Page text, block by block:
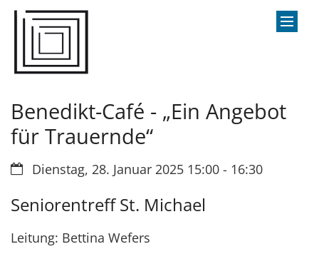
Zum Inhalt springen
Benedikt-Café - „Ein Angebot
für Trauernde“
Datum:Dienstag, 28. Januar 2025 15:00 - 16:30
Seniorentreff St. Michael
Leitung: Bettina Wefers